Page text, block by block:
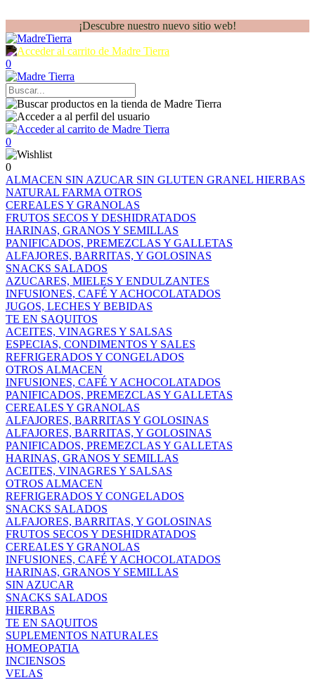
¡Descubre nuestro nuevo sitio web!
0
0
0
ALMACEN SIN AZUCAR SIN GLUTEN GRANEL HIERBAS
NATURAL FARMA OTROS
CEREALES Y GRANOLAS
FRUTOS SECOS Y DESHIDRATADOS
HARINAS, GRANOS Y SEMILLAS
PANIFICADOS, PREMEZCLAS Y GALLETAS
ALFAJORES, BARRITAS, Y GOLOSINAS
SNACKS SALADOS
AZUCARES, MIELES Y ENDULZANTES
INFUSIONES, CAFÉ Y ACHOCOLATADOS
JUGOS, LECHES Y BEBIDAS
TE EN SAQUITOS
ACEITES, VINAGRES Y SALSAS
ESPECIAS, CONDIMENTOS Y SALES
REFRIGERADOS Y CONGELADOS
OTROS ALMACEN
INFUSIONES, CAFÉ Y ACHOCOLATADOS
PANIFICADOS, PREMEZCLAS Y GALLETAS
CEREALES Y GRANOLAS
ALFAJORES, BARRITAS Y GOLOSINAS
ALFAJORES, BARRITAS, Y GOLOSINAS
PANIFICADOS, PREMEZCLAS Y GALLETAS
HARINAS, GRANOS Y SEMILLAS
ACEITES, VINAGRES Y SALSAS
OTROS ALMACEN
REFRIGERADOS Y CONGELADOS
SNACKS SALADOS
ALFAJORES, BARRITAS, Y GOLOSINAS
FRUTOS SECOS Y DESHIDRATADOS
CEREALES Y GRANOLAS
INFUSIONES, CAFÉ Y ACHOCOLATADOS
HARINAS, GRANOS Y SEMILLAS
SIN AZUCAR
SNACKS SALADOS
HIERBAS
TE EN SAQUITOS
SUPLEMENTOS NATURALES
HOMEOPATIA
INCIENSOS
VELAS